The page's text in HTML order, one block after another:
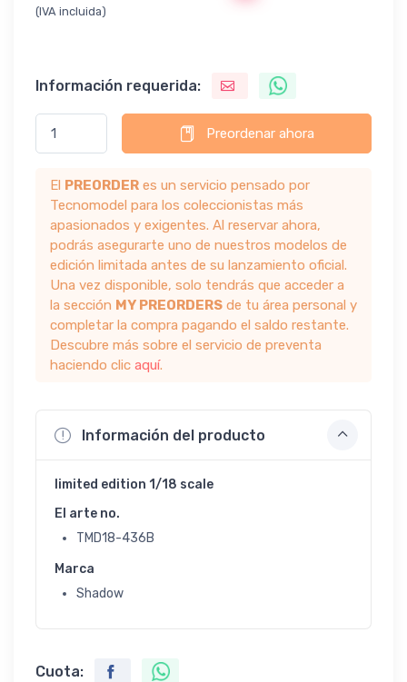
(IVA incluida)
Información requerida:
Preordenar ahora
El PREORDER es un servicio pensado por
Tecnomodel para los coleccionistas más
apasionados y exigentes. Al reservar ahora,
podrás asegurarte uno de nuestros modelos de
edición limitada antes de su lanzamiento oficial.
Una vez disponible, solo tendrás que acceder a
la sección MY PREORDERS de tu área personal y
completar la compra pagando el saldo restante.
Descubre más sobre el servicio de preventa
haciendo clic aquí.
Información del producto
limited edition 1/18 scale
El arte no.
TMD18-436B
Marca
Shadow
Cuota: